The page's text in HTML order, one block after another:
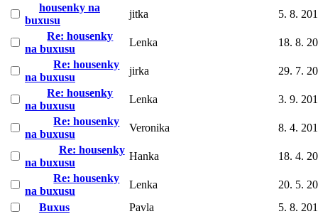
housenky na
buxusu
jitka
5. 8.
Re: housenky
na buxusu
Lenka
18. 8.
Re: housenky
na buxusu
jirka
29. 7.
Re: housenky
na buxusu
Lenka
3. 9.
Re: housenky
na buxusu
Veronika
8. 4.
Re: housenky
na buxusu
Hanka
18. 4.
Re: housenky
na buxusu
Lenka
20. 5.
Buxus
Pavla
5. 8.